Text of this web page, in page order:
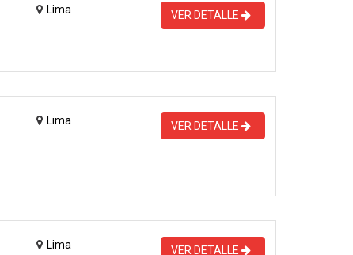
Lima VER DETALLE
Lima VER DETALLE
Lima VER DETALLE